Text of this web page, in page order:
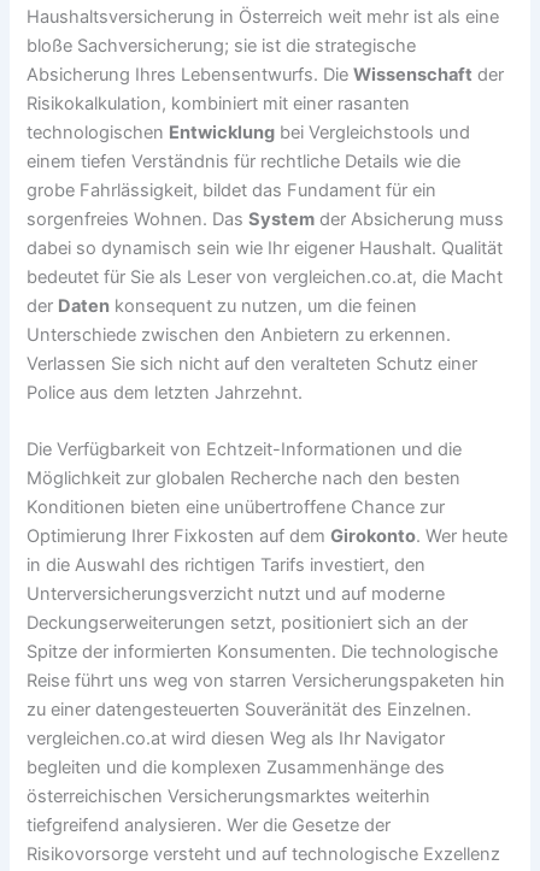
Haushaltsversicherung in Österreich weit mehr ist als eine
bloße Sachversicherung; sie ist die strategische
Absicherung Ihres Lebensentwurfs. DieWissenschaft der
Risikokalkulation, kombiniert mit einer rasanten
technologischen Entwicklung bei Vergleichstools und
einem tiefen Verständnis für rechtliche Details wie die
grobe Fahrlässigkeit, bildet das Fundament für ein
sorgenfreies Wohnen. DasSystem der Absicherung muss
dabei so dynamisch sein wie Ihr eigener Haushalt. Qualität
bedeutet für Sie als Leser von vergleichen.co.at, die Macht
der Daten konsequent zu nutzen, um die feinen
Unterschiede zwischen den Anbietern zu erkennen.
Verlassen Sie sich nicht auf den veralteten Schutz einer
Police aus dem letzten Jahrzehnt.
Die Verfügbarkeit von Echtzeit-Informationen und die
Möglichkeit zur globalen Recherche nach den besten
Konditionen bieten eine unübertroffene Chance zur
Optimierung Ihrer Fixkosten auf demGirokonto. Wer heute
in die Auswahl des richtigen Tarifs investiert, den
Unterversicherungsverzicht nutzt und auf moderne
Deckungserweiterungen setzt, positioniert sich an der
Spitze der informierten Konsumenten. Die technologische
Reise führt uns weg von starren Versicherungspaketen hin
zu einer datengesteuerten Souveränität des Einzelnen.
vergleichen.co.at wird diesen Weg als Ihr Navigator
begleiten und die komplexen Zusammenhänge des
österreichischen Versicherungsmarktes weiterhin
tiefgreifend analysieren. Wer die Gesetze der
Risikovorsorge versteht und auf technologische Exzellenz